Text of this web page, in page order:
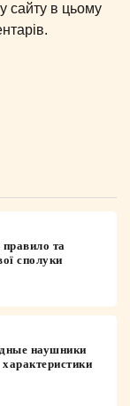
сайту в цьому
та
сполуки
наушники